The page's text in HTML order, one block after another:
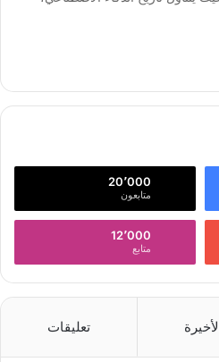
20٬000
متابعون
12٬000
متابع
تعليقات